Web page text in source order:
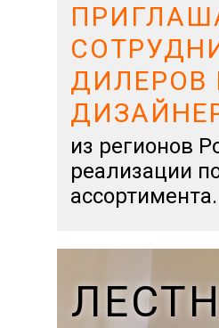
ДИЛЕРОВ
из регионов
реализации
ассортимента.